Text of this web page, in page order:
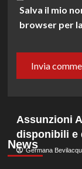
Salva il mio
browser per
News
Assunzioni
disponibili e
Germana